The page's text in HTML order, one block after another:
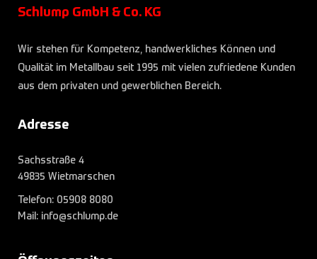
Schlump GmbH & Co. KG
Wir stehen für Kompetenz, handwerkliches Können und
Qualität im Metallbau seit 1995 mit vielen zufriedene Kunden
aus dem privaten und gewerblichen Bereich.
Adresse
Sachsstraße 4
49835 Wietmarschen
Telefon: 05908 8080
Mail: info@schlump.de